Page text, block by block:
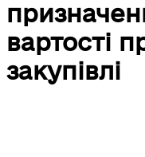
вартості
закупівлі